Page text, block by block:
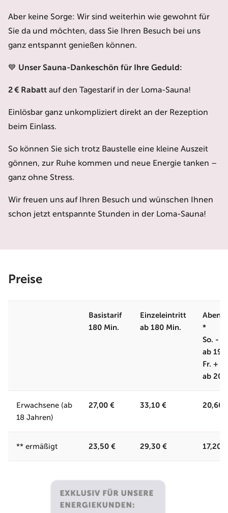
Aber keine Sorge: Wir sind weiterhin wie gewohnt für
Sie da und möchten, dass Sie Ihren Besuch bei uns
ganz entspannt genießen können.
💙 Unser Sauna-Dankeschön für Ihre Geduld:
2 € Rabatt auf den Tagestarif in der Loma-Sauna!
Einlösbar ganz unkompliziert direkt an der Rezeption
beim Einlass.
So können Sie sich trotz Baustelle eine kleine Auszeit
gönnen, zur Ruhe kommen und neue Energie tanken –
ganz ohne Stress.
Wir freuen uns auf Ihren Besuch und wünschen Ihnen
schon jetzt entspannte Stunden in der Loma-Sauna!
Preise
Basistarif
180 Min.
Einzeleintritt
ab 180 Min.
*
So. -
ab 19
Fr. +
ab 20
Erwachsene (ab
18 Jahren)
27,00 € 33,10 € 20,60
** ermäßigt 23,50 € 29,30 € 17,20 €